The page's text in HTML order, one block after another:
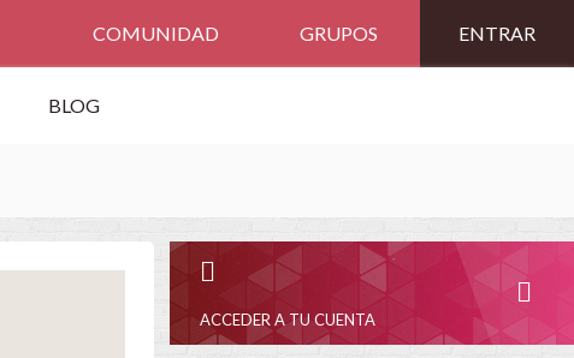
COMUNIDAD GRUPOS ENTRAR
BLOG
ACCEDER A TU CUENTA